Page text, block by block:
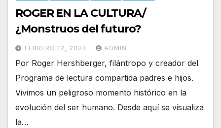
ROGER EN LA CULTURA/
¿Monstruos del futuro?
FEBRERO 12, 2024 ADMIN
Por Roger Hershberger, filántropo y creador del
Programa de lectura compartida padres e hijos.
Vivimos un peligroso momento histórico en la
evolución del ser humano. Desde aquí se visualiza
la…